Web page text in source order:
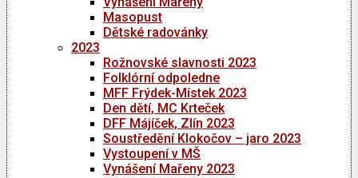
Masopust
Dětské radovánky
2023
Rožnovské slavnosti 2023
Folklórní odpoledne
MFF Frýdek-Místek 2023
Den dětí, MC Krteček
DFF Májíček, Zlín 2023
Soustředění Klokočov – jaro 2023
Vystoupení v MŠ
Vynášení Mařeny 2023